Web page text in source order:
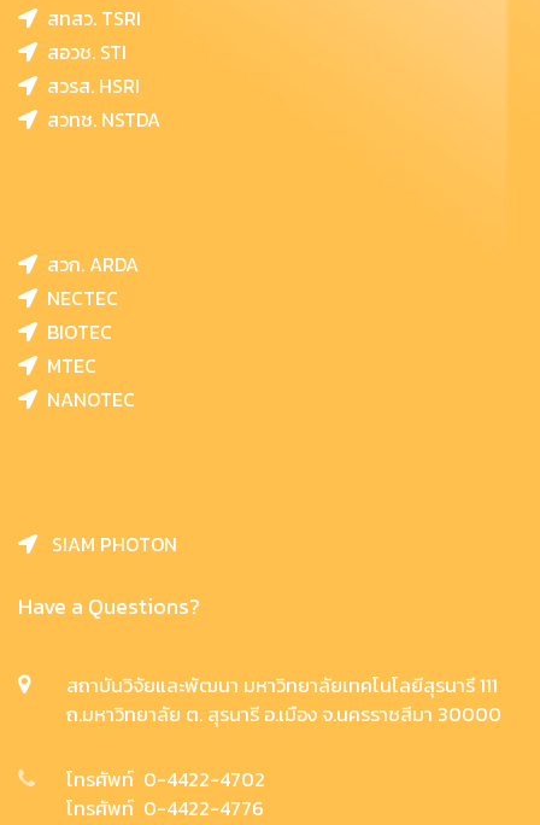
สทสว. TSRI
สอวช. STI
สวรส. HSRI
สวทช. NSTDA
สวก. ARDA
NECTEC
BIOTEC
MTEC
NANOTEC
SIAM PHOTON
Have a Questions?
สถาบันวิจัยและพัฒนา มหาวิทยาลัยเทคโนโลยีสุรนารี 111
ถ.มหาวิทยาลัย ต. สุรนารี อ.เมือง จ.นครราชสีมา 30000
โทรศัพท์ 0-4422-4702
โทรศัพท์ 0-4422-4776